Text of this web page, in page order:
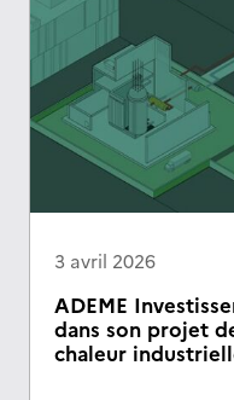
3 avril 2026
ADEME
dans son projet
chaleur